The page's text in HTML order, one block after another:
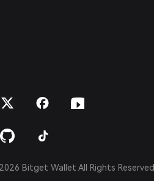
Bitget Wallet All Rights Reserved